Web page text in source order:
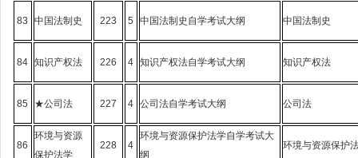
83 中国法制史 223 5 中国法制史自学考试大纲 中国法制史
84 知识产权法 226 4 知识产权法自学考试大纲 知识产权法
85 ★公司法 227 4 公司法自学考试大纲 公司法
86
环境与资源
保护法学
228 4
环境与资源保护法学自学考试大
纲
环境与资源保护